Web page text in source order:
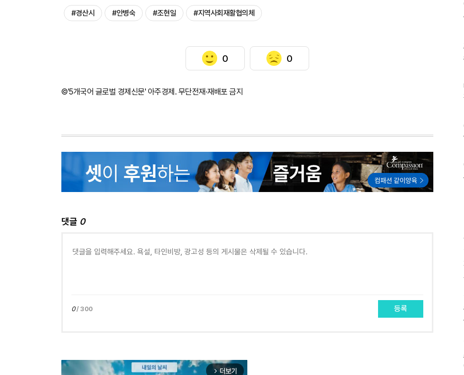
#경산시 #안병숙 #조현일 #지역사회재활협의체
0 0
©'5개국어 글로벌 경제신문' 아주경제. 무단전재·재배포 금지
댓글 0
0/ 300 등록
arrow_forward_ios 더보기